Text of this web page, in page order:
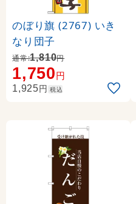
のぼり旗 (2767) いき
なり団子
通常:1,810円
1,750円
1,925円 税込